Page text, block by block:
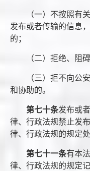
（一）不按照有
发布或者传输的信息
的；
（二）拒绝、阻
（三）拒不向公
和协助的。
第七十条发布或
律、行政法规禁止发
律、行政法规的规定处
第七十一条有本
律、行政法规的规定